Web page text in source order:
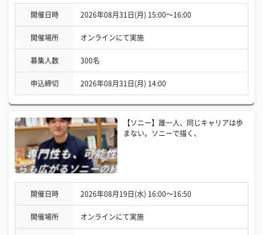
開催日時 2026年08月31日(月) 15:00〜16:00
開催場所 オンラインにて実施
募集人数 300名
申込締切 2026年08月31日(月) 14:00
【ソニー】誰一人、同じキャリアは歩
まない。ソニーで描く、
開催日時 2026年08月19日(水) 16:00〜16:50
開催場所 オンラインにて実施